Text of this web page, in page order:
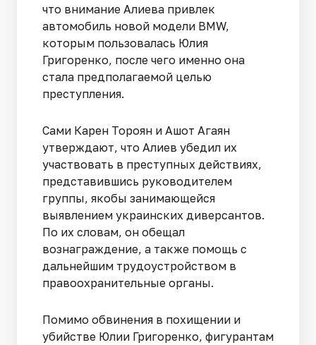
что внимание Алиева привлек
автомобиль новой модели BMW,
которым пользовалась Юлия
Григоренко, после чего именно она
стала предполагаемой целью
преступления.
Сами Карен Тороян и Ашот Агаян
утверждают, что Алиев убедил их
участвовать в преступных действиях,
представившись руководителем
группы, якобы занимающейся
выявлением украинских диверсантов.
По их словам, он обещал
вознаграждение, а также помощь с
дальнейшим трудоустройством в
правоохранительные органы.
Помимо обвинения в похищении и
убийстве Юлии Григоренко, фигурантам